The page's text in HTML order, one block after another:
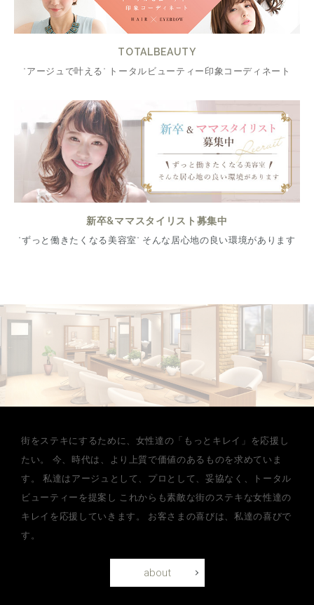
TOTALBEAUTY
"アージュで叶える" トータルビューティー印象コーディネート
新卒&ママスタイリスト募集中
"ずっと働きたくなる美容室" そんな居心地の良い環境があります
街をステキにするために、女性達の「もっとキレイ」を応援し
たい。
今、時代は、より上質で価値のあるものを求めていま
す。
私達はアージュとして、プロとして、妥協なく、トータル
ビューティーを提案し これからも素敵な街のステキな女性達の
キレイを応援していきます。
お客さまの喜びは、私達の喜びで
す。
about